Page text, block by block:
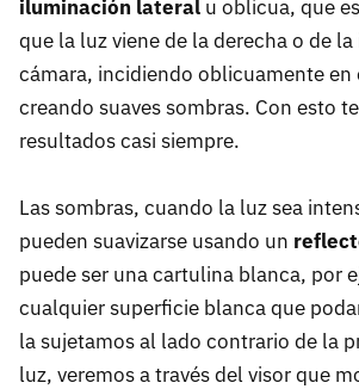
iluminación lateral u oblicua, que
que la luz viene de la derecha o de
cámara, incidiendo oblicuamente en
creando suaves sombras. Con esto
resultados casi siempre.
Las sombras, cuando la luz sea
pueden suavizarse usando un
puede ser una cartulina blanca, por
cualquier superficie blanca que
la sujetamos al lado contrario de la
luz, veremos a través del visor que